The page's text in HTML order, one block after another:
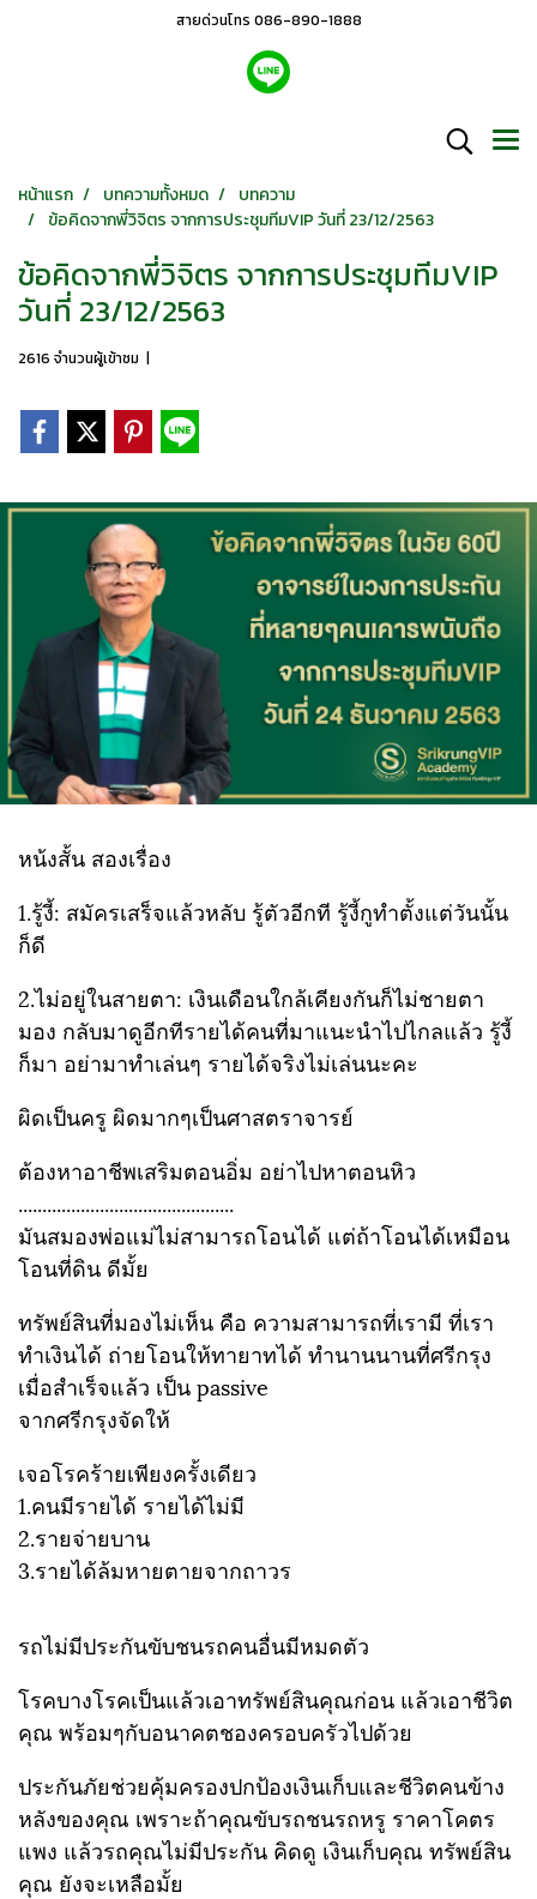
สายด่วนโทร 086-890-1888
หน้าแรก บทความทั้งหมด
บทความ
ข้อคิดจากพี่วิจิตร จากการประชุมทีมVIP วันที่ 23/12/2563
ข้อคิดจากพี่วิจิตร จากการประชุมทีมVIP
วันที่ 23/12/2563
2616 จำนวนผู้เข้าชม |
หน้งสั้น สองเรื่อง
1.รู้งี้: สมัครเสร็จแล้วหลับ รู้ตัวอีกที รู้งี้กูทำตั้งแต่วันนั้น
ก็ดี
2.ไม่อยู่ในสายตา: เงินเดือนใกล้เคียงกันก็ไม่ชายตา
มอง กลับมาดูอีกทีรายได้คนที่มาแนะนำไปไกลแล้ว รู้งี้
ก็มา อย่ามาทำเล่นๆ รายได้จริงไม่เล่นนะคะ
ผิดเป็นครู ผิดมากๆเป็นศาสตราจารย์
ต้องหาอาชีพเสริมตอนอิ่ม อย่าไปหาตอนหิว
.............................................
มันสมองพ่อแม่ไม่สามารถโอนได้ แต่ถ้าโอนได้เหมือน
โอนที่ดิน ดีมั้ย
ทรัพย์สินที่มองไม่เห็น คือ ความสามารถที่เรามี ที่เรา
ทำเงินได้ ถ่ายโอนให้ทายาทได้ ทำนานนานที่ศรีกรุง
เมื่อสำเร็จแล้ว เป็น passive
จากศรีกรุงจัดให้
เจอโรคร้ายเพียงครั้งเดียว
1.คนมีรายได้ รายได้ไม่มี
2.รายจ่ายบาน
3.รายได้ล้มหายตายจากถาวร
รถไม่มีประกันขับชนรถคนอื่นมีหมดตัว
โรคบางโรคเป็นแล้วเอาทรัพย์สินคุณก่อน แล้วเอาชีวิต
คุณ พร้อมๆกับอนาคตชองครอบครัวไปด้วย
ประกันภัยช่วยคุ้มครองปกป้องเงินเก็บและชีวิตคนข้าง
หลังของคุณ เพราะถ้าคุณขับรถชนรถหรู ราคาโคตร
แพง แล้วรถคุณไม่มีประกัน คิดดู เงินเก็บคุณ ทรัพย์สิน
คุณ ยังจะเหลือมั้ย